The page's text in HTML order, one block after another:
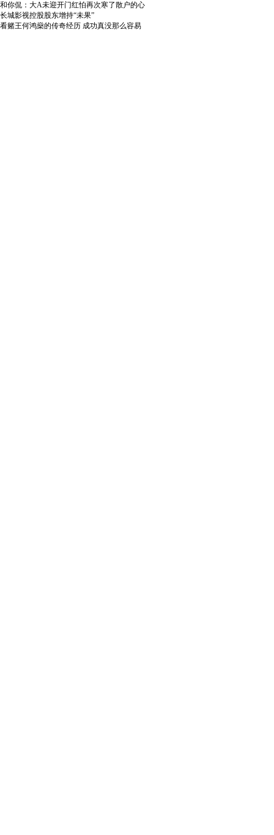
和你侃：大A未迎开门红怕再次寒了散户的心
长城影视控股股东增持“未果”
看赌王何鸿燊的传奇经历 成功真没那么容易